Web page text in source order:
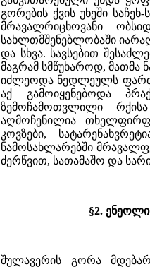
გორების ქვის უხეში
მრავალრიცხოვანი
სახლთმშენებლობაში
და სხვა. სავსებით
მაგრამ სმწუხაროდ, მათმა
იძლეოდა ნედლეულს
აქ გამოიყენებოდა
ზემოჩამოთვლილი
აღმოჩენილია
კოვზები,
ნამოსახლარებში
ძერწვით, სათამაშო და
§2.
შულავერის გორა